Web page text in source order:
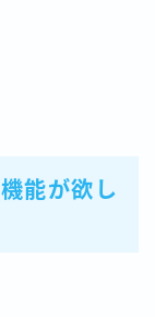
機能が欲し